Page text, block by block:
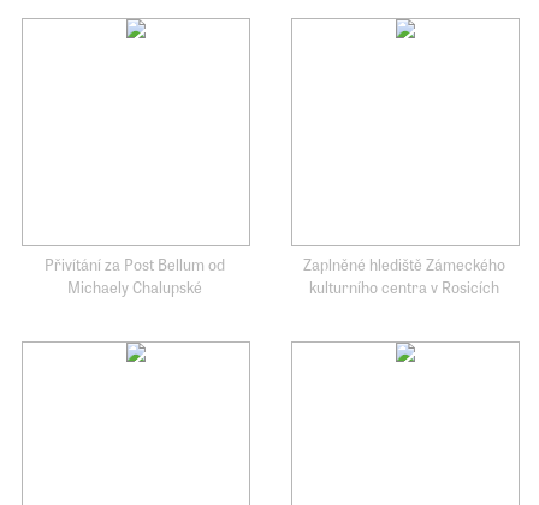
Přivítání za Post Bellum od
Michaely Chalupské
Zaplněné hlediště Zámeckého
kulturního centra v Rosicích